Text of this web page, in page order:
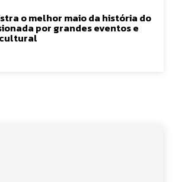
o melhor maio da história do
por grandes eventos e